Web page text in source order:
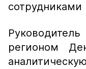
сотрудниками
регионом